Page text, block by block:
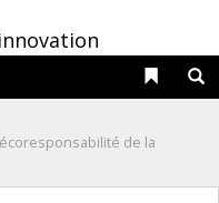
Liens
de la